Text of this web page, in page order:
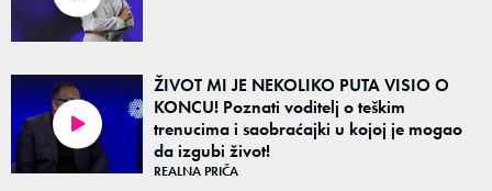
ŽIVOT MI JE NEKOLIKO PUTA VISIO O
KONCU! Poznati voditelj o teškim
trenucima i saobraćajki u kojoj je mogao
da izgubi život!
REALNA PRIČA